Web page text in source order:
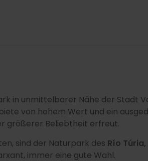
in unmittelbarer Nähe der Stadt
von hohem Wert und ein
größerer Beliebtheit erfreut.
sind der Naturpark des Río
immer eine gute Wahl.